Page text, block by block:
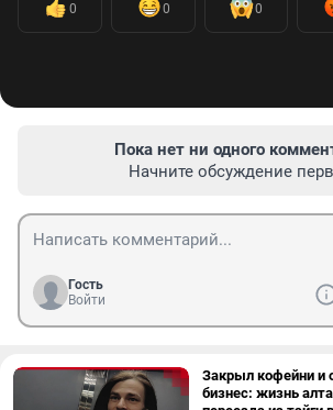
0 0 0
Пока нет ни одного
Начните обсуждение
Гость
Войти
Закрыл кофейни и
бизнес: жизнь